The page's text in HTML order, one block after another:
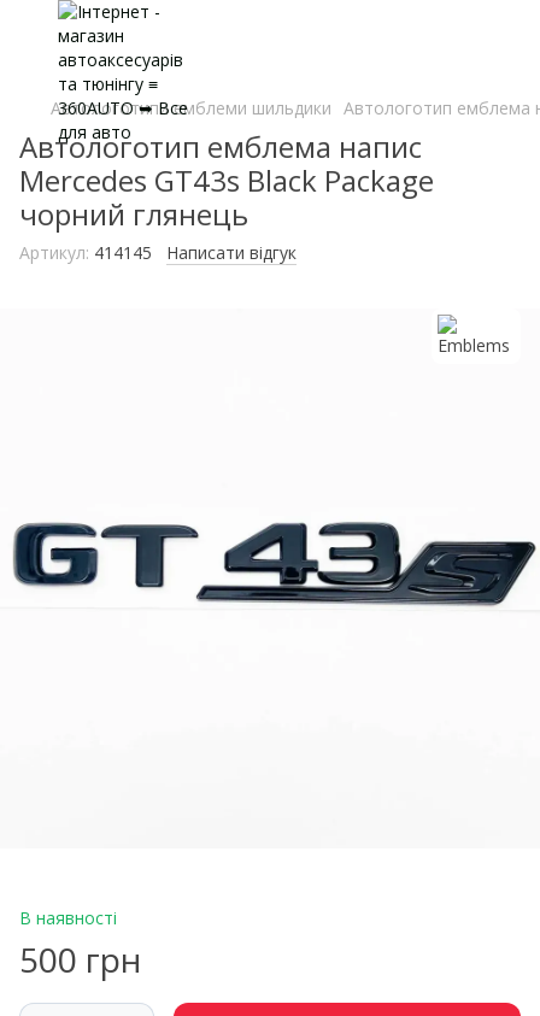
Автологотипи емблеми шильдики Автологотип емблема
Автологотип емблема напис
Mercedes GT43s Black Package
чорний глянець
Артикул: 414145 Написати відгук
В наявності
500 грн